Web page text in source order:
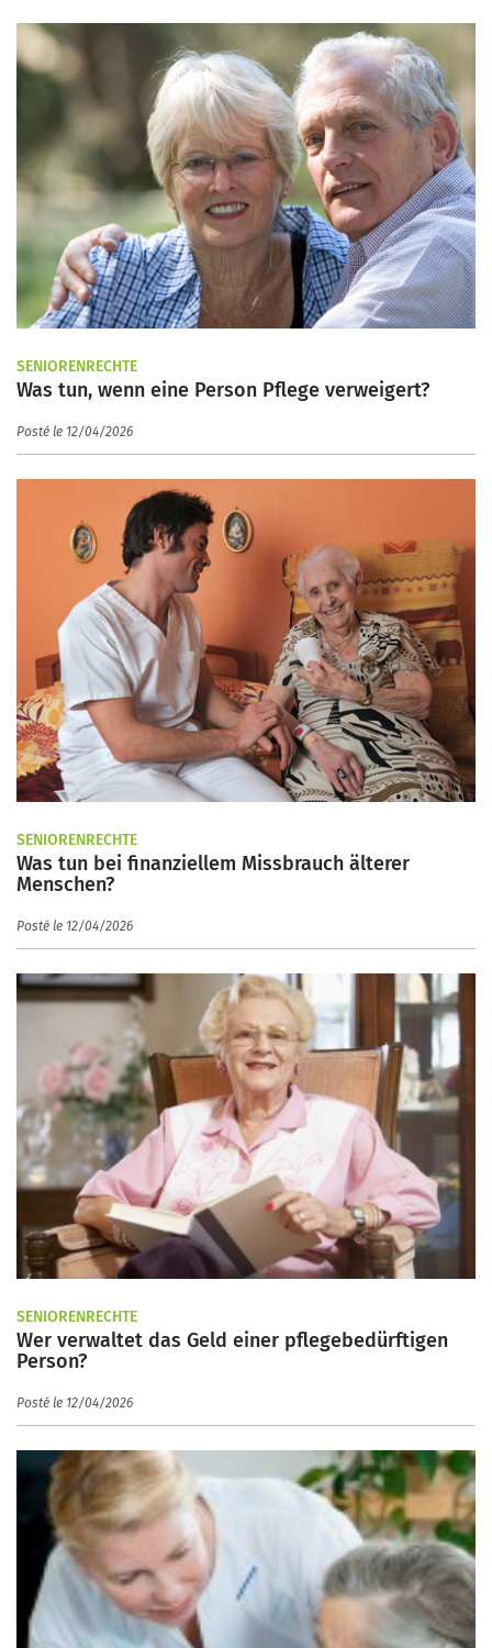
SENIORENRECHTE
Was tun, wenn eine Person Pflege verweigert?
Posté le 12/04/2026
SENIORENRECHTE
Was tun bei finanziellem Missbrauch älterer
Menschen?
Posté le 12/04/2026
SENIORENRECHTE
Wer verwaltet das Geld einer pflegebedürftigen
Person?
Posté le 12/04/2026